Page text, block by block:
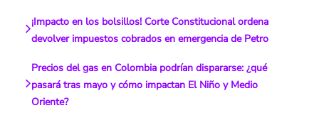
¡Impacto en los bolsillos! Corte Constitucional ordena
devolver impuestos cobrados en emergencia de Petro
Precios del gas en Colombia podrían dispararse: ¿qué
pasará tras mayo y cómo impactan El Niño y Medio
Oriente?